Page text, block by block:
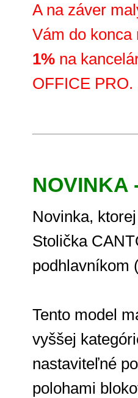
A na záver
Vám do
1% na
OFFICE PRO.
NOVINKA
Novinka,
Stolička
podhlavníkom
Tento model
vyššej
nastaviteľné
polohami